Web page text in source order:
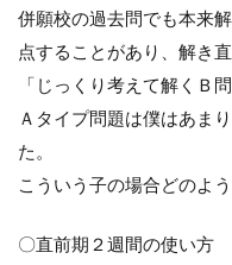
併願校の過去問でも本来
点することがあり、解き
「じっくり考えて解くＢ
Ａタイプ問題は僕はあま
た。
こういう子の場合どのよ
〇直前期２週間の使い方